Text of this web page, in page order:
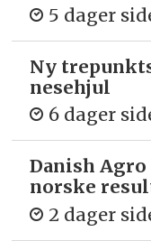
5 dager
Ny
nesehjul
6 dager
Danish
norske
2 dager